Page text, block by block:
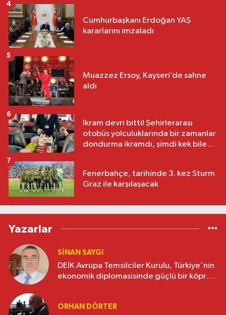
Cumhurbaşkanı Erdoğan YAŞ
kararlarını imzaladı
4
Muazzez Ersoy, Kayseri’de sahne
aldı
5
İkram devri bitti! Şehirlerarası
otobüs yolculuklarında bir zamanlar
dondurma ikramdı, şimdi kek bile
6
Fenerbahçe, tarihinde 3. kez Sturm
Graz ile karşılaşacak
7
Yazarlar
SINAN SAYGI
DEİK Avrupa Temsilciler Kurulu, Türkiye'nin
ekonomik diplomasisinde güçlü bir köprü
ORHAN DÖRTER